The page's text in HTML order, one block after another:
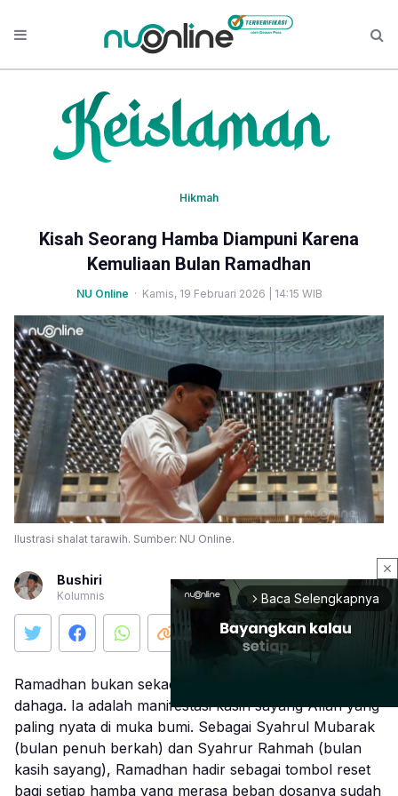
Hikmah
Kisah Seorang Hamba Diampuni Karena
Kemuliaan Bulan Ramadhan
NU Online · Kamis, 19 Februari 2026 | 14:15 WIB
Ilustrasi shalat tarawih. Sumber: NU Online.
Bushiri
Kolumnis
Ramadhan bukan sekadar ritual menahan lapar dan
dahaga. Ia adalah manifestasi kasih sayang Allah yang
paling nyata di muka bumi. Sebagai Syahrul Mubarak
(bulan penuh berkah) dan Syahrur Rahmah (bulan
kasih sayang), Ramadhan hadir sebagai tombol reset
bagi setiap hamba yang merasa beban dosanya sudah
close
arrow_forward_ios Baca Selengkapnya
Mute